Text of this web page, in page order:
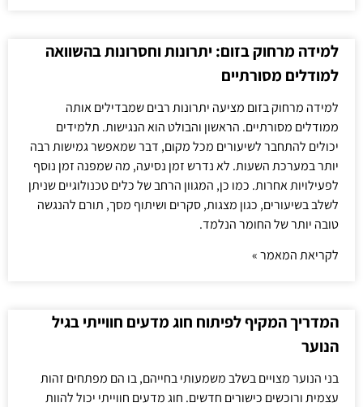
למידה מרחוק בזום: יתרונות וחסרונות בהשוואה
למודלים מסורתיים
למידה מרחוק בזום מציעה יתרונות רבים שמבדילים אותה
ממודלים מסורתיים. הראשון והבולט הוא הנגישות. תלמידים
יכולים להתחבר לשיעורים מכל מקום, דבר שמאפשר גמישות רבה
יותר במערכת השעות. לא נדרש זמן נסיעה, מה שמפנה זמן נוסף
לפעילויות אחרות. כמו כן, המגוון הרחב של כלים טכנולוגיים שניתן
לשלב בשיעורים, כגון מצגות, סקרים ושיתוף מסך, תורם להנגשה
טובה יותר של החומר הנלמד.
לקריאת המאמר »
המדריך המקיף לפיתוח חוג מדעים חווייתי בגיל
הנוער
בני הנוער מצויים בשלב משמעותי בחייהם, בו הם מפתחים זהות
עצמית ורוכשים כישורים חדשים. חוג מדעים חווייתי יכול להוות